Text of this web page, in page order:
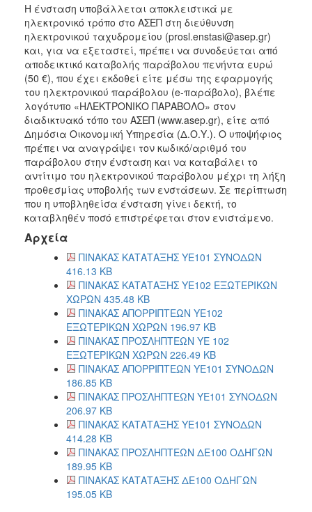
Η ένσταση υποβάλλεται αποκλειστικά με
ηλεκτρονικό τρόπο στο ΑΣΕΠ στη διεύθυνση
ηλεκτρονικού ταχυδρομείου (prosl.enstasi@asep.gr)
και, για να εξεταστεί, πρέπει να συνοδεύεται από
αποδεικτικό καταβολής παράβολου πενήντα ευρώ
(50 €), που έχει εκδοθεί είτε μέσω της εφαρμογής
του ηλεκτρονικού παράβολου (e-παράβολο), βλέπε
λογότυπο «ΗΛΕΚΤΡΟΝΙΚΟ ΠΑΡΑΒΟΛΟ» στον
διαδικτυακό τόπο του ΑΣΕΠ (www.asep.gr), είτε από
Δημόσια Οικονομική Υπηρεσία (Δ.Ο.Υ.). Ο υποψήφιος
πρέπει να αναγράψει τον κωδικό/αριθμό του
παράβολου στην ένσταση και να καταβάλει το
αντίτιμο του ηλεκτρονικού παράβολου μέχρι τη λήξη
προθεσμίας υποβολής των ενστάσεων. Σε περίπτωση
που η υποβληθείσα ένσταση γίνει δεκτή, το
καταβληθέν ποσό επιστρέφεται στον ενιστάμενο.
Αρχεία
ΠΙΝΑΚΑΣ ΚΑΤΑΤΑΞΗΣ ΥΕ101 ΣΥΝΟΔΩΝ
416.13 KB
ΠΙΝΑΚΑΣ ΚΑΤΑΤΑΞΗΣ ΥΕ102 ΕΞΩΤΕΡΙΚΩΝ
ΧΩΡΩΝ 435.48 KB
ΠΙΝΑΚΑΣ ΑΠΟΡΡΙΠΤΕΩΝ ΥΕ102
ΕΞΩΤΕΡΙΚΩΝ ΧΩΡΩΝ 196.97 KB
ΠΙΝΑΚΑΣ ΠΡΟΣΛΗΠΤΕΩΝ ΥΕ 102
ΕΞΩΤΕΡΙΚΩΝ ΧΩΡΩΝ 226.49 KB
ΠΙΝΑΚΑΣ ΑΠΟΡΡΙΠΤΕΩΝ ΥΕ101 ΣΥΝΟΔΩΝ
186.85 KB
ΠΙΝΑΚΑΣ ΠΡΟΣΛΗΠΤΕΩΝ ΥΕ101 ΣΥΝΟΔΩΝ
206.97 KB
ΠΙΝΑΚΑΣ ΚΑΤΑΤΑΞΗΣ ΥΕ101 ΣΥΝΟΔΩΝ
414.28 KB
ΠΙΝΑΚΑΣ ΠΡΟΣΛΗΠΤΕΩΝ ΔΕ100 ΟΔΗΓΩΝ
189.95 KB
ΠΙΝΑΚΑΣ ΚΑΤΑΤΑΞΗΣ ΔΕ100 ΟΔΗΓΩΝ
195.05 KB